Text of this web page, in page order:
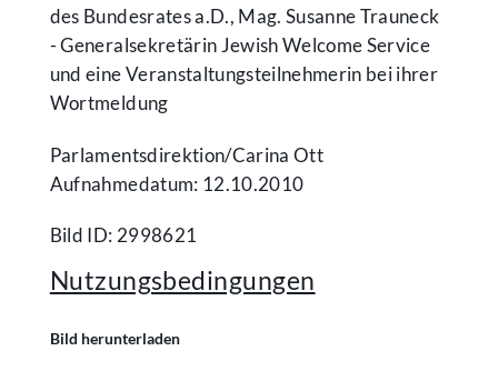
des Bundesrates a.D., Mag. Susanne Trauneck
- Generalsekretärin Jewish Welcome Service
und eine Veranstaltungsteilnehmerin bei ihrer
Wortmeldung
Parlamentsdirektion/​Carina Ott
Aufnahmedatum: 12.10.2010
Bild ID: 2998621
Nutzungsbedingungen
Bild herunterladen